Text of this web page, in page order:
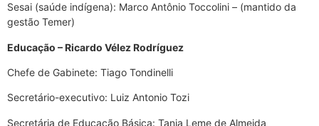
Sesai (saúde indígena): Marco Antônio Toccolini – (mantido da
gestão Temer)
Educação – Ricardo Vélez Rodríguez
Chefe de Gabinete: Tiago Tondinelli
Secretário-executivo: Luiz Antonio Tozi
Secretária de Educação Básica: Tania Leme de Almeida